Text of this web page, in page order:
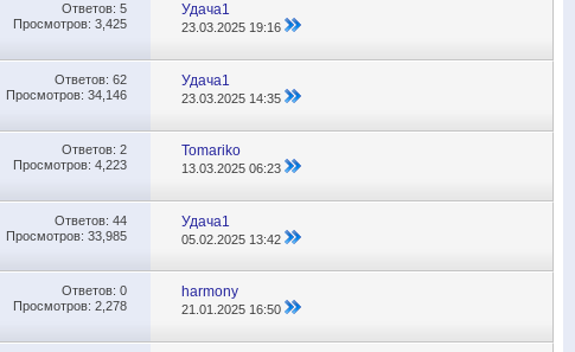
Ответов: 5
Просмотров: 3,425
Удача1
23.03.2025 19:16
Ответов: 62
Просмотров: 34,146
Удача1
23.03.2025 14:35
Ответов: 2
Просмотров: 4,223
Tomariko
13.03.202506:23
Ответов: 44
Просмотров: 33,985
Удача1
05.02.2025 13:42
Ответов: 0
Просмотров: 2,278
harmony
21.01.2025 16:50